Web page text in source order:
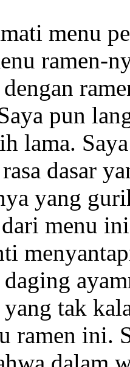
menu
ramen-
pun
lama.
dasar
yang
menu
tak
ramen ini.